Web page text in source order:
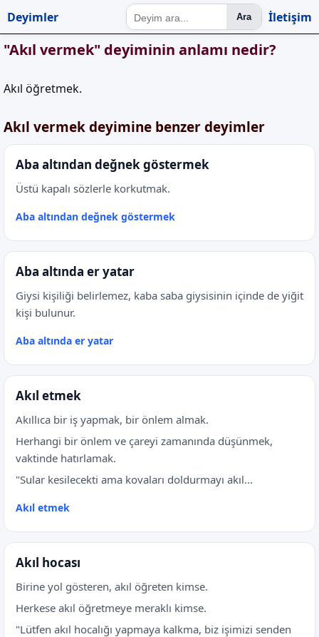
Deyimler Ara İletişim
"Akıl vermek" deyiminin anlamı nedir?
Akıl öğretmek.
Akıl vermek deyimine benzer deyimler
Aba altından değnek göstermek
Üstü kapalı sözlerle korkutmak.
Aba altından değnek göstermek
Aba altında er yatar
Giysi kişiliği belirlemez, kaba saba giysisinin içinde de yiğit
kişi bulunur.
Aba altında er yatar
Akıl etmek
Akıllıca bir iş yapmak, bir önlem almak.
Herhangi bir önlem ve çareyi zamanında düşünmek,
vaktinde hatırlamak.
"Sular kesilecekti ama kovaları doldurmayı akıl...
Akıl etmek
Akıl hocası
Birine yol gösteren, akıl öğreten kimse.
Herkese akıl öğretmeye meraklı kimse.
"Lütfen akıl hocalığı yapmaya kalkma, biz işimizi senden